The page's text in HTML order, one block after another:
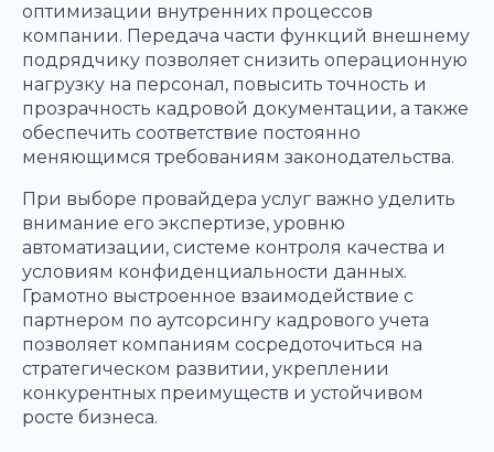
оптимизации внутренних процессов
компании. Передача части функций внешнему
подрядчику позволяет снизить операционную
нагрузку на персонал, повысить точность и
прозрачность кадровой документации, а также
обеспечить соответствие постоянно
меняющимся требованиям законодательства.
При выборе провайдера услуг важно уделить
внимание его экспертизе, уровню
автоматизации, системе контроля качества и
условиям конфиденциальности данных.
Грамотно выстроенное взаимодействие с
партнером по аутсорсингу кадрового учета
позволяет компаниям сосредоточиться на
стратегическом развитии, укреплении
конкурентных преимуществ и устойчивом
росте бизнеса.